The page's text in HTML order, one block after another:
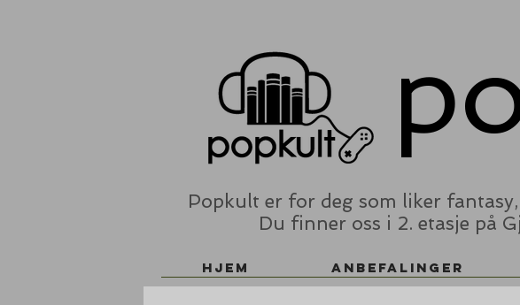
Popkult er for deg som liker
Du finner oss i 2. etasje på
Hjem Anbefalinger